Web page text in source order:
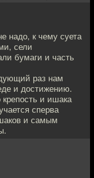
надо, к чему суета
сели
бумаги и часть
раз нам
и достижению.
и ишака
сперва
и самым